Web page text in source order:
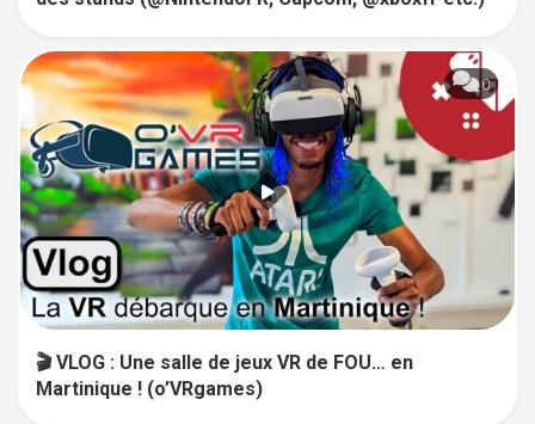
0
🎬 VLOG : Une salle de jeux VR de FOU… en
Martinique ! (o’VRgames)